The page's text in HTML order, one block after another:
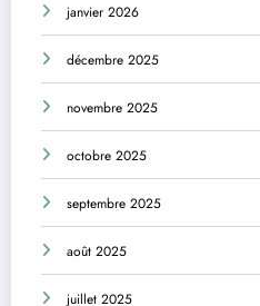
janvier 2026
décembre 2025
novembre 2025
octobre 2025
septembre 2025
août 2025
juillet 2025